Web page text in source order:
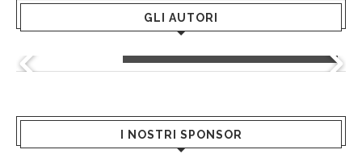
GLI AUTORI
I NOSTRI SPONSOR